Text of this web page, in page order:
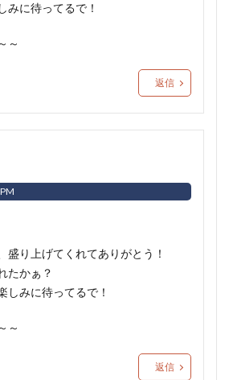
みに待ってるで！
～
返信
盛り上げてくれてありがとう！
たかぁ？
しみに待ってるで！
～
返信